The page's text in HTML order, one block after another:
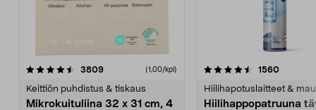
3809arvostelut (1,00/kpl)
Keittiön puhdistus & tiskaus
Mikrokuituliina 32 x 31 cm, 4
4.5viidestä
1560
Hiilihapotuslaitteet &
Hiilihappopatruuna
4.5viidestä